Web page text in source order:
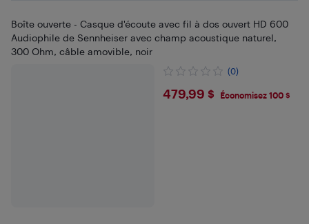
Boîte ouverte - Casque d'écoute avec fil à dos ouvert HD 600
Audiophile de Sennheiser avec champ acoustique naturel,
300 Ohm, câble amovible, noir
(0)
$479.99
479,99 $ Économisez 100 $